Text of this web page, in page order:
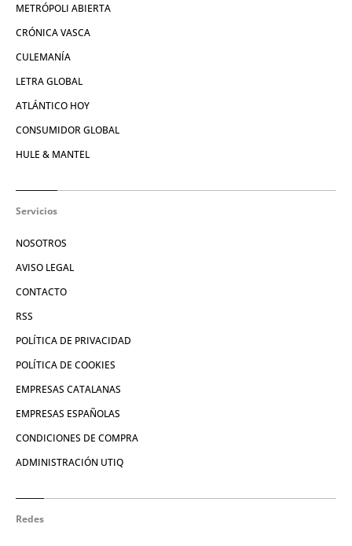
METRÓPOLI ABIERTA
CRÓNICA VASCA
CULEMANÍA
LETRA GLOBAL
ATLÁNTICO HOY
CONSUMIDOR GLOBAL
HULE & MANTEL
Servicios
NOSOTROS
AVISO LEGAL
CONTACTO
RSS
POLÍTICA DE PRIVACIDAD
POLÍTICA DE COOKIES
EMPRESAS CATALANAS
EMPRESAS ESPAÑOLAS
CONDICIONES DE COMPRA
ADMINISTRACIÓN UTIQ
Redes